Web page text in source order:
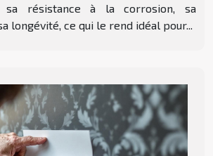
sa résistance à la corrosion, sa
longévité, ce qui le rend idéal pour...